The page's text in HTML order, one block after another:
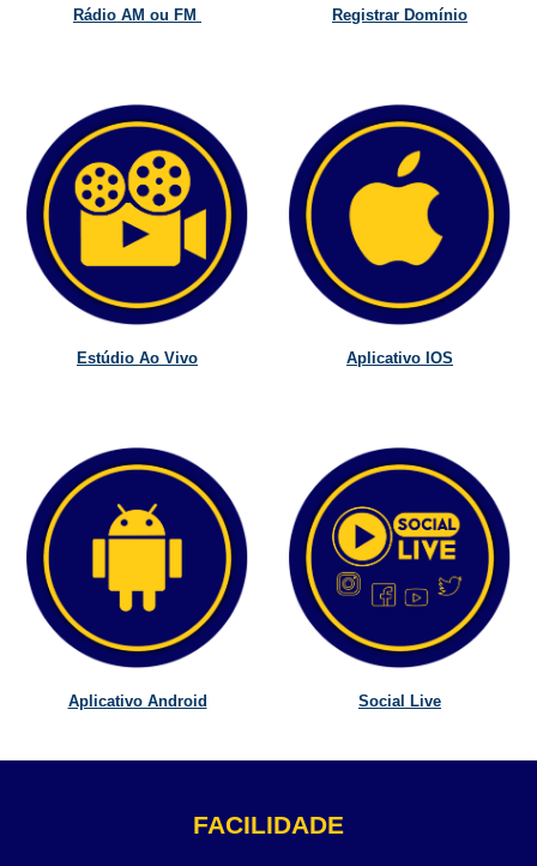
Rádio AM ou FM Registrar Domínio
Estúdio Ao Vivo Aplicativo IOS
Aplicativo Android Social Live
FACILIDADE